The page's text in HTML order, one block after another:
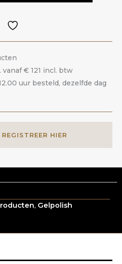
€ 121 incl. btw
uur besteld, dezelfde dag
HIER
, Gelpolish